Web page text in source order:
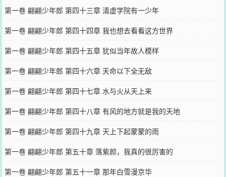
第一卷 翩翩少年郎 第四十三章 清虚学院有一少年
第一卷 翩翩少年郎 第四十四章 我也想去看看这方世界
第一卷 翩翩少年郎 第四十五章 犹似当年故人模样
第一卷 翩翩少年郎 第四十六章 天命以下全无敌
第一卷 翩翩少年郎 第四十七章 水与火从天上来
第一卷 翩翩少年郎 第四十八章 有风的地方就是我的天地
第一卷 翩翩少年郎 第四十九章 天上下起蒙蒙的雨
第一卷 翩翩少年郎 第五十章 落紫颜，我真的很厉害的
第一卷 翩翩少年郎 第五十一章 那年白雪漫京华